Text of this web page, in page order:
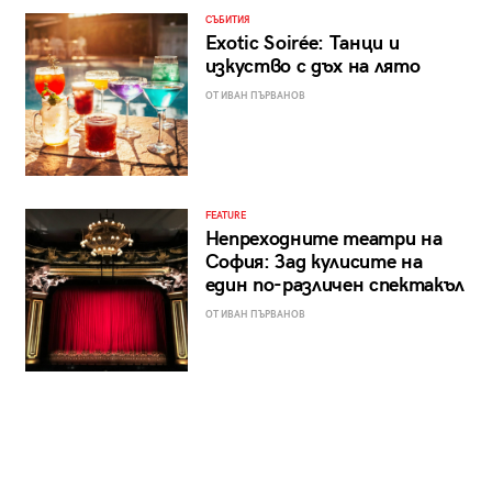
СЪБИТИЯ
Exotic Soirée: Танци и
изкуство с дъх на лято
ОТ ИВАН ПЪРВАНОВ
FEATURE
Непреходните театри на
София: Зад кулисите на
един по-различен спектакъл
ОТ ИВАН ПЪРВАНОВ